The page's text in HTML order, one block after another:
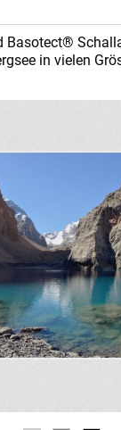
Basotect®
in vielen